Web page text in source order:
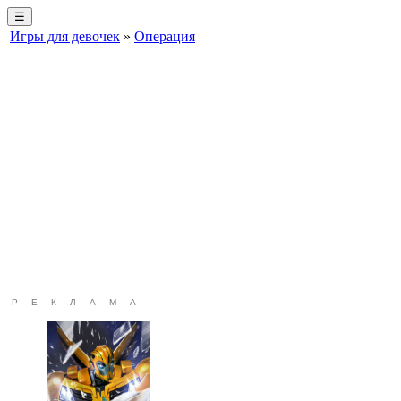
☰
Игры для девочек » Операция
РЕКЛАМА